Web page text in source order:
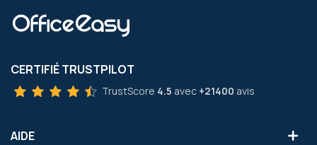
CERTIFIÉ TRUSTPILOT
TrustScore 4.5 avec +21400 avis
AIDE